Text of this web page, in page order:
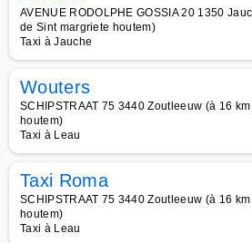
AVENUE RODOLPHE GOSSIA 20 1350
de Sint margriete houtem)
Taxi à Jauche
Wouters
SCHIPSTRAAT 75 3440 Zoutleeuw (à 16
houtem)
Taxi à Leau
Taxi Roma
SCHIPSTRAAT 75 3440 Zoutleeuw (à 16
houtem)
Taxi à Leau